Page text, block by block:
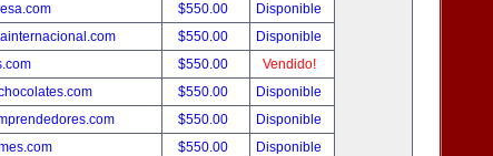
$550.00
Disponible
$550.00
Disponible
$550.00
Vendido!
$550.00
Disponible
$550.00
Disponible
$550.00
Disponible